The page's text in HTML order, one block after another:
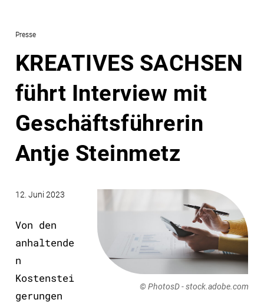
Presse
KREATIVES SACHSEN
führt Interview mit
Geschäftsführerin
Antje Steinmetz
12. Juni 2023
Von den
anhaltende
n
Kostenstei
gerungen
© PhotosD - stock.adobe.com